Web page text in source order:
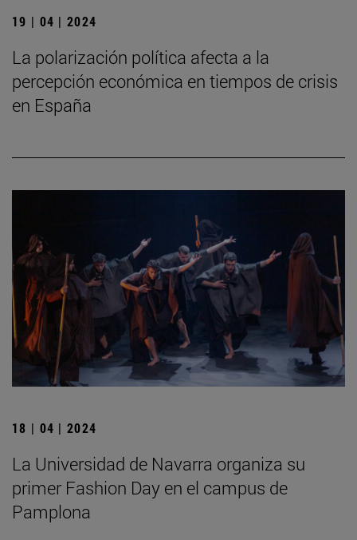
19 | 04 | 2024
La polarización política afecta a la
percepción económica en tiempos de crisis
en España
18 | 04 | 2024
La Universidad de Navarra organiza su
primer Fashion Day en el campus de
Pamplona